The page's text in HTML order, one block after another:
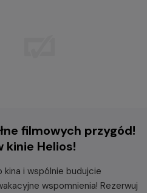
filmowych przygód!
kinie Helios!
kina i wspólnie budujcie
wspomnienia! Rezerwuj